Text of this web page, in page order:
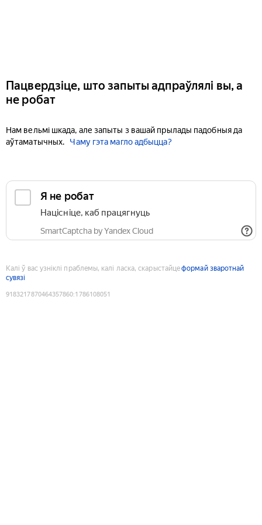
Пацвердзіце, што запыты адпраўлялі вы, а
не робат
Нам вельмі шкада, але запыты з вашай прылады падобныя да
аўтаматычных.
Чаму гэта магло адбыцца?
Я не робат
Націсніце, каб працягнуць
SmartCaptcha by Yandex Cloud
Калі ў вас узніклі праблемы, калі ласка, скарыстайцеформай зваротнай
сувязі
9183217870464357860:1786108051